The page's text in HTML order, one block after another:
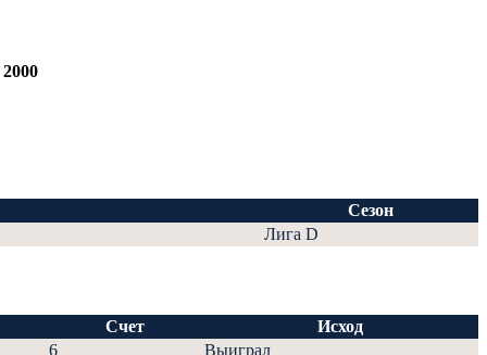
Сезон
Лига D
Счет
Исход
6
Выиграл